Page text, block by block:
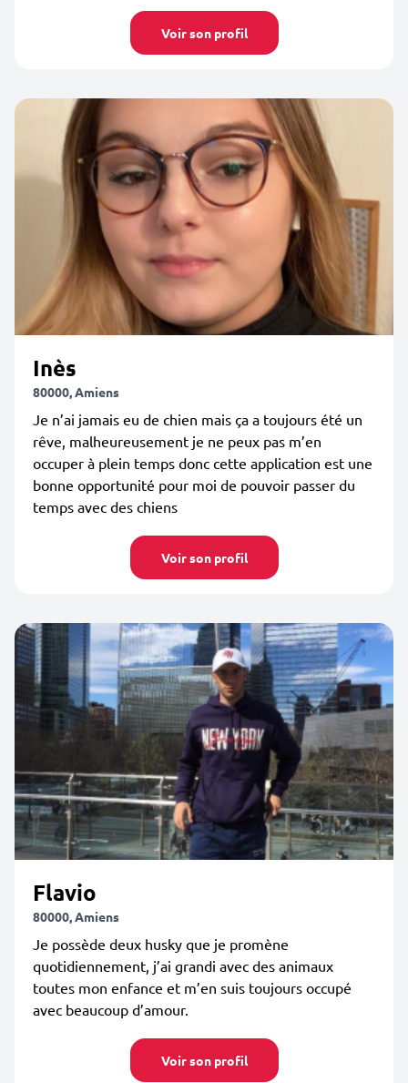
Voir son profil
Inès
80000, Amiens
Je n’ai jamais eu de chien mais ça a toujours été un
rêve, malheureusement je ne peux pas m’en
occuper à plein temps donc cette application est une
bonne opportunité pour moi de pouvoir passer du
temps avec des chiens
Voir son profil
Flavio
80000, Amiens
Je possède deux husky que je promène
quotidiennement, j’ai grandi avec des animaux
toutes mon enfance et m’en suis toujours occupé
avec beaucoup d’amour.
Voir son profil